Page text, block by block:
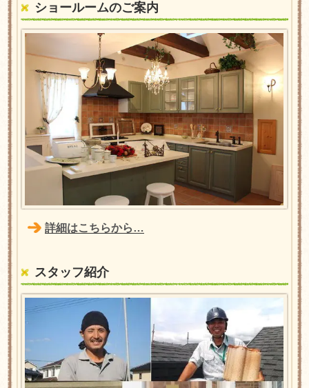
ショールームのご案内
詳細はこちらから…
スタッフ紹介